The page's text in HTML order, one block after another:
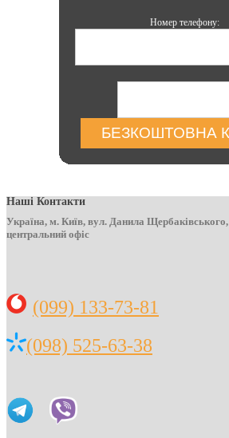
Номер телефону:
БЕЗКОШТОВНА
Наші Контакти
Україна, м. Київ, вул. Данила
центральний офіс
(099) 133-73-81
(098) 525-63-38